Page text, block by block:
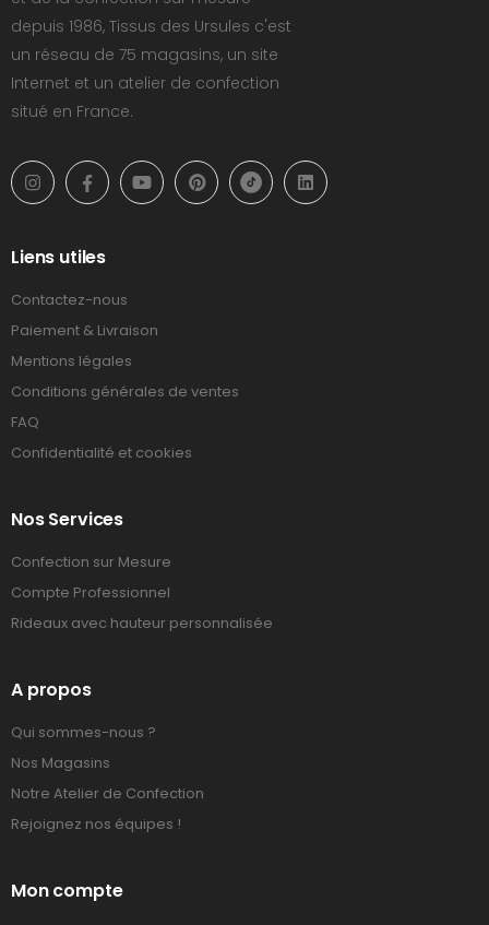
depuis 1986, Tissus des Ursules c'est
un réseau de 75 magasins, un site
Internet et un atelier de confection
situé en France.
Liens utiles
Contactez-nous
Paiement & Livraison
Mentions légales
Conditions générales de ventes
FAQ
Confidentialité et cookies
Nos Services
Confection sur Mesure
Compte Professionnel
Rideaux avec hauteur personnalisée
A propos
Qui sommes-nous ?
Nos Magasins
Notre Atelier de Confection
Rejoignez nos équipes !
Mon compte